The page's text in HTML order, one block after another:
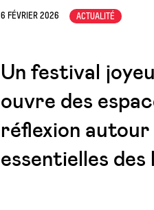
6 FÉVRIER 2026 ACTUALITÉ
Un festival
ouvre des
réflexion
essentielles